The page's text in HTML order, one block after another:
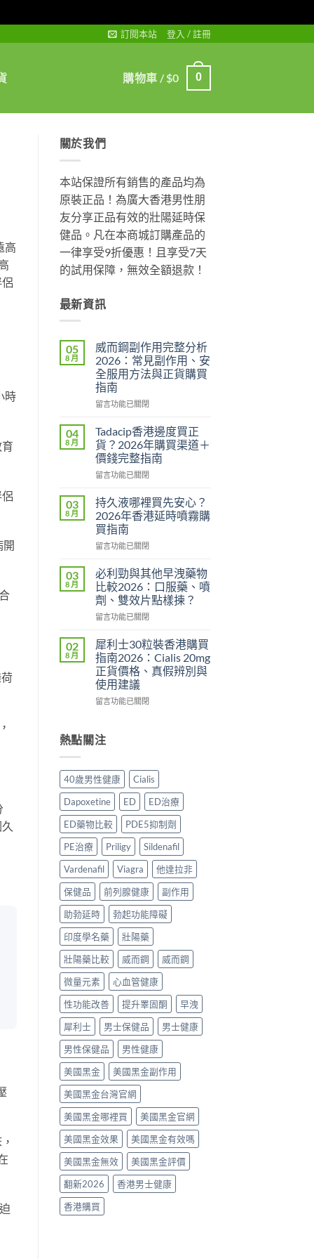
訂閱本站 登入 / 註冊
購物車 /$0 0
高
時
開
關於我們
本站保證所有銷售的產品均為
原裝正品！為廣大香港男性朋
友分享正品有效的壯陽延時保
健品。凡在本商城訂購產品的
一律享受9折優惠！且享受7天
的試用保障，無效全額退款！
最新資訊
05
8 月
威而鋼副作用完整分析
2026：常見副作用、安
全服用方法與正貨購買
指南
在
而
鋼
副
作
用
整
分
析
2026：
常
副
作
用、
安
全
用
方
法
與
正
貨
指
留言功能已關閉
04
8 月
Tadacip香港邊度買正
貨？2026年購買渠道＋
價錢完整指南
在
香
港
邊
度
買
貨？
2026
年
購
買
道
＋
價
錢
完
整
中
留言功能已關閉
03
8 月
持久液哪裡買先安心？
2026年香港延時噴霧購
買指南
在
久
液
哪
裡
買
安
心？
2026
年
香
港
噴
霧
買
指
南〉
中
留言功能已關閉
03
8 月
必利勁與其他早洩藥物
比較2026：口服藥、噴
劑、雙效片點樣揀？
在
利
勁
與
其
他
早
物
比
2026：
口
服
藥、
噴
劑、
效
片
點
揀？〉
中
留言功能已關閉
02
8 月
犀利士30粒裝香港購買
指南2026：Cialis 20mg
正貨價格、真假辨別與
使用建議
在
士
30
裝
香
港
購
買
指
2026：
Cialis
20mg
貨
價
格、
真
假
辨
別
與
使
用
議〉
中
留言功能已關閉
熱點關注
40歲男性健康
Cialis
Dapoxetine
ED
ED治療
ED藥物比較
PDE5抑制劑
PE治療
Priligy
Sildenafil
Vardenafil
Viagra
他達拉非
保健品
前列腺健康
副作用
助勃延時
勃起功能障礙
印度學名藥
壯陽藥
壯陽藥比較
威而鋼
威而鋼
微量元素
心血管健康
性功能改善
提升睪固酮
早洩
犀利士
男士保健品
男士健康
男性保健品
男性健康
美國黑金
美國黑金副作用
美國黑金台灣官網
美國黑金哪裡買
美國黑金官網
美國黑金效果
美國黑金有效嗎
美國黑金無效
美國黑金評價
翻新2026
香港男士健康
香港購買